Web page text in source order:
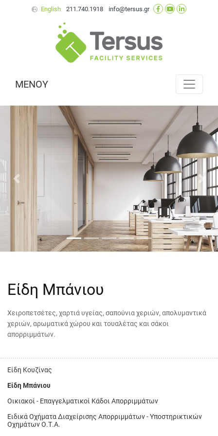
English 211.740.1918 info@tersus.gr
ΜΕΝΟΥ
Προηγούμενο
Είδη Κουζίνας
Είδη Μπάνιου
Οικιακοί - Επαγγελματικοί Κάδοι Απορριμμάτων
Ειδικά Οχήματα Διαχείρισης Απορριμμάτων - Υποστηρικτικών
Οχημάτων Ο.Τ.Α.
Είδη Μπάνιου
Χειρoπετσέτες, χαρτιά υγείας, σαπούνια χεριών, απολυμαντικά
χεριών, αρωματικά χώρου και τουαλέτας και σάκοι
απορριμμάτων.